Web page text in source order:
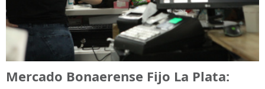
Mercado Bonaerense Fijo La Plata: